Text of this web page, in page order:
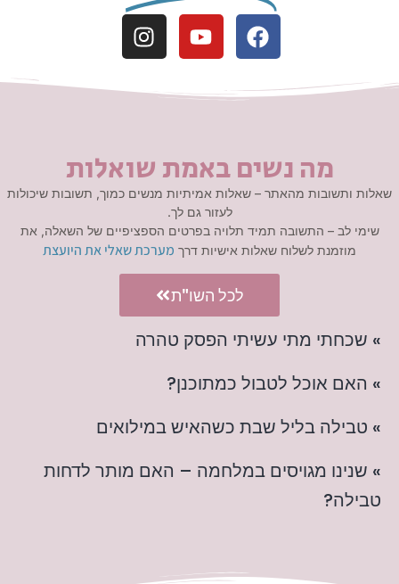
» שכחתי מתי עשיתי הפסק טהרה
» האם אוכל לטבול כמתוכנן?
» טבילה בליל שבת כשהאיש במילואים
» שנינו מגויסים במלחמה – האם מותר לדחות
טבילה?
מה נשים באמת שואלות
שאלות ותשובות מהאתר – שאלות אמיתיות מנשים כמוך, תשובות שיכולות
לעזור גם לך.
שימי לב – התשובה תמיד תלויה בפרטים הספציפיים של השאלה, את
מוזמנת לשלוח שאלות אישיות דרך מערכת שאלי את היועצת
לכל השו"ת